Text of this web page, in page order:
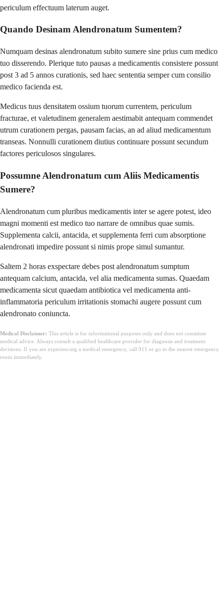
periculum effectuum laterum auget.
Quando Desinam Alendronatum Sumentem?
Numquam desinas alendronatum subito sumere sine prius cum medico
tuo disserendo. Plerique tuto pausas a medicamentis consistere possunt
post 3 ad 5 annos curationis, sed haec sententia semper cum consilio
medico facienda est.
Medicus tuus densitatem ossium tuorum currentem, periculum
fracturae, et valetudinem generalem aestimabit antequam commendet
utrum curationem pergas, pausam facias, an ad aliud medicamentum
transeas. Nonnulli curationem diutius continuare possunt secundum
factores periculosos singulares.
Possumne Alendronatum cum Aliis Medicamentis
Sumere?
Alendronatum cum pluribus medicamentis inter se agere potest, ideo
magni momenti est medico tuo narrare de omnibus quae sumis.
Supplementa calcii, antacida, et supplementa ferri cum absorptione
alendronati impedire possunt si nimis prope simul sumantur.
Saltem 2 horas exspectare debes post alendronatum sumptum
antequam calcium, antacida, vel alia medicamenta sumas. Quaedam
medicamenta sicut quaedam antibiotica vel medicamenta anti-
inflammatoria periculum irritationis stomachi augere possunt cum
alendronato coniuncta.
Medical Disclaimer: This article is for informational purposes only and does not constitute
medical advice. Always consult a qualified healthcare provider for diagnosis and treatment
decisions. If you are experiencing a medical emergency, call 911 or go to the nearest emergency
room immediately.